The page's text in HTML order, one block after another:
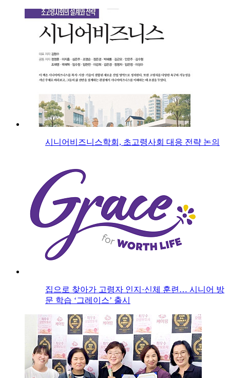
시니어비즈니스학회, 초고령사회 대응 전략 논의
집으로 찾아가 고령자 인지·신체 훈련… 시니어 방
문 학습 ‘그레이스’ 출시